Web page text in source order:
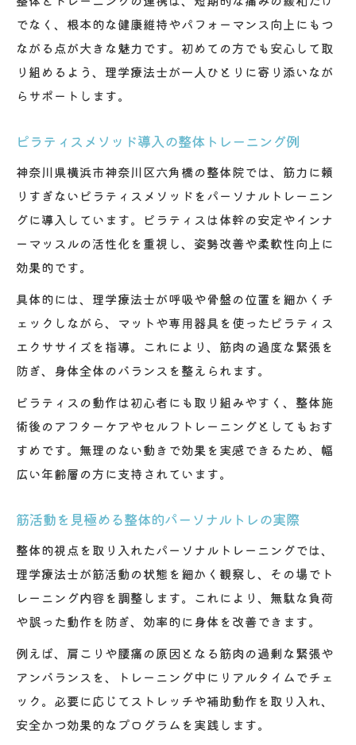
でなく、根本的な健康維持やパフォーマンス向上にもつ
ながる点が大きな魅力です。初めての方でも安心して取
り組めるよう、理学療法士が一人ひとりに寄り添いなが
らサポートします。
ピラティスメソッド導入の整体トレーニング例
神奈川県横浜市神奈川区六角橋の整体院では、筋力に頼
りすぎないピラティスメソッドをパーソナルトレーニン
グに導入しています。ピラティスは体幹の安定やインナ
ーマッスルの活性化を重視し、姿勢改善や柔軟性向上に
効果的です。
具体的には、理学療法士が呼吸や骨盤の位置を細かくチ
ェックしながら、マットや専用器具を使ったピラティス
エクササイズを指導。これにより、筋肉の過度な緊張を
防ぎ、身体全体のバランスを整えられます。
ピラティスの動作は初心者にも取り組みやすく、整体施
術後のアフターケアやセルフトレーニングとしてもおす
すめです。無理のない動きで効果を実感できるため、幅
広い年齢層の方に支持されています。
筋活動を見極める整体的パーソナルトレの実際
整体的視点を取り入れたパーソナルトレーニングでは、
理学療法士が筋活動の状態を細かく観察し、その場でト
レーニング内容を調整します。これにより、無駄な負荷
や誤った動作を防ぎ、効率的に身体を改善できます。
例えば、肩こりや腰痛の原因となる筋肉の過剰な緊張や
アンバランスを、トレーニング中にリアルタイムでチェ
ック。必要に応じてストレッチや補助動作を取り入れ、
安全かつ効果的なプログラムを実践します。